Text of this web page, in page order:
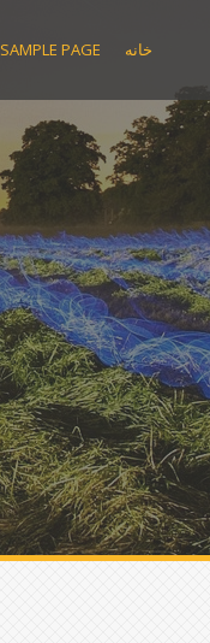
خانه SAMPLE PAGE